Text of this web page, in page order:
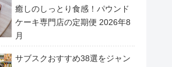
癒しのしっとり食感！パウンド
ケーキ専門店の定期便 2026年8
月
サブスクおすすめ38選をジャン